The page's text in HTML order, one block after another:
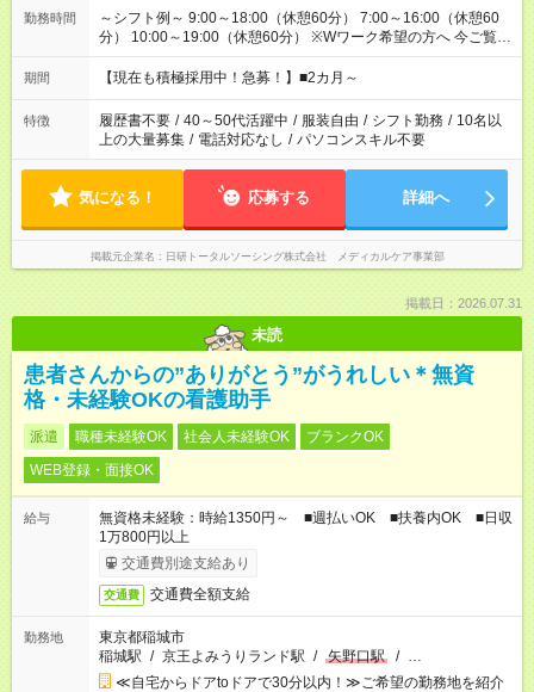
勤務時間
～シフト例～ 9:00～18:00（休憩60分） 7:00～16:00（休憩60
分） 10:00～19:00（休憩60分） ※Wワーク希望の方へ 今ご覧の
お仕事で希望する勤務時間と、もう1つのお仕事の勤務時間の合
計が 週40時間を超えなければOKです。
期間 【現在も積極採用中！急募！】■2カ月～
特徴 履歴書不要 / 40～50代活躍中 / 服装自由 / シフト勤務 / 10名以
上の大量募集 / 電話対応なし / パソコンスキル不要
気になる！ 応募する 詳細へ
掲載元企業名 日研トータルソーシング株式会社 メディカルケア事業部
掲載日：2026.07.31
未読
患者さんからの”ありがとう”がうれしい＊無資
格・未経験OKの看護助手
派遣 職種未経験OK 社会人未経験OK
ブランクOK
WEB登録・面接OK
給与
無資格未経験：時給1350円～ ■週払いOK ■扶養内OK ■日収
1万800円以上
交通費別途支給あり
交通費 交通費全額支給
勤務地
東京都稲城市
稲城駅 / 京王よみうりランド駅 / 矢野口駅 / …
≪自宅からドアtoドアで30分以内！≫ご希望の勤務地を紹介